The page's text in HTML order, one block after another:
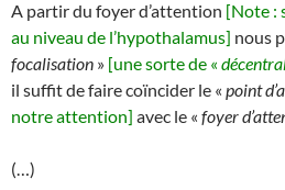
A partir du foyer d’attention [Note :
au niveau de l’hypothalamus] nous
focalisation » [une sorte de «
il suffit de faire coïncider le « point
notre attention] avec le « foyer
(…)